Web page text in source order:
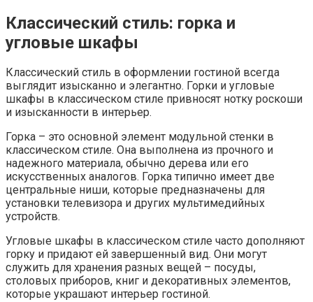
Классический стиль: горка и
угловые шкафы
Классический стиль в оформлении гостиной всегда
выглядит изысканно и элегантно. Горки и угловые
шкафы в классическом стиле привносят нотку роскоши
и изысканности в интерьер.
Горка – это основной элемент модульной стенки в
классическом стиле. Она выполнена из прочного и
надежного материала, обычно дерева или его
искусственных аналогов. Горка типично имеет две
центральные ниши, которые предназначены для
установки телевизора и других мультимедийных
устройств.
Угловые шкафы в классическом стиле часто дополняют
горку и придают ей завершенный вид. Они могут
служить для хранения разных вещей – посуды,
столовых приборов, книг и декоративных элементов,
которые украшают интерьер гостиной.